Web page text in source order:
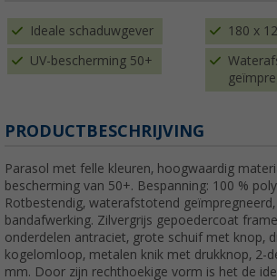
Ideale schaduwgever 180 x
UV-bescherming 50+
PRODUCTBESCHRIJVING
Parasol met felle kleuren, hoogwaardig
bescherming van 50+. Bespanning: 100 %
Rotbestendig, waterafstotend
bandafwerking. Zilvergrijs gepoedercoat
onderdelen antraciet, grote schuif met knop,
kogelomloop, metalen knik met drukknop, 2-
mm. Door zijn rechthoekige vorm is het de